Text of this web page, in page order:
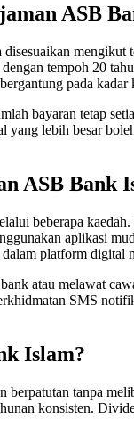
ASB
disesuaikan mengikut
tempoh 20
pada kadar
bayaran tetap
yang lebih besar
ASB Bank
beberapa
aplikasi
platform digital
atau melawat
SMS
Islam?
berpatutan tanpa
konsisten.